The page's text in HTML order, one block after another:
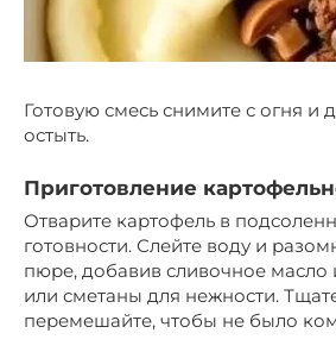
Готовую смесь снимите с огня и
остыть.
Приготовление
Отварите картофель в
готовности. Слейте воду и
пюре, добавив сливочное
или сметаны для нежности.
перемешайте, чтобы не было